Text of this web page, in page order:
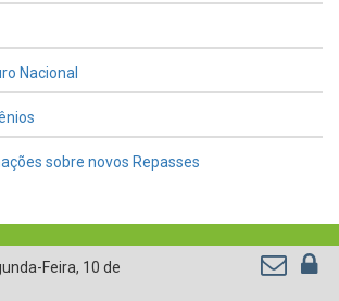
Nacional
sobre novos Repasses
Feira, 10 de